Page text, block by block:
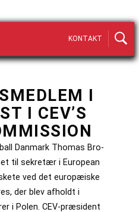
KONTAKT
I
I CEV’S
Danmark Thomas Bro-
til sekretær i European
ved det europæiske
der blev afholdt i
i Polen. CEV-præsident